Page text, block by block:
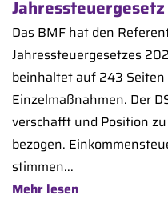
Das BMF hat den
Jahressteuergesetzes
beinhaltet auf 243
Einzelmaßnahmen. Der
verschafft und Position
bezogen.
stimmen...
Mehr lesen